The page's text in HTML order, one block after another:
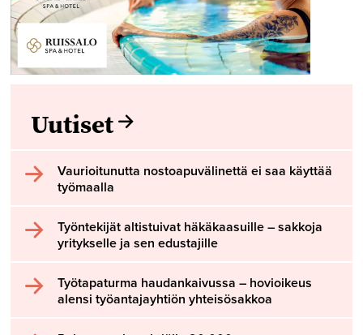
Uutiset
Vaurioitunutta nostoapuvälinettä ei saa käyttää
työmaalla
Työntekijät altistuivat häkäkaasuille – sakkoja
yritykselle ja sen edustajille
Työtapaturma haudankaivussa – hovioikeus
alensi työantajayhtiön yhteisösakkoa